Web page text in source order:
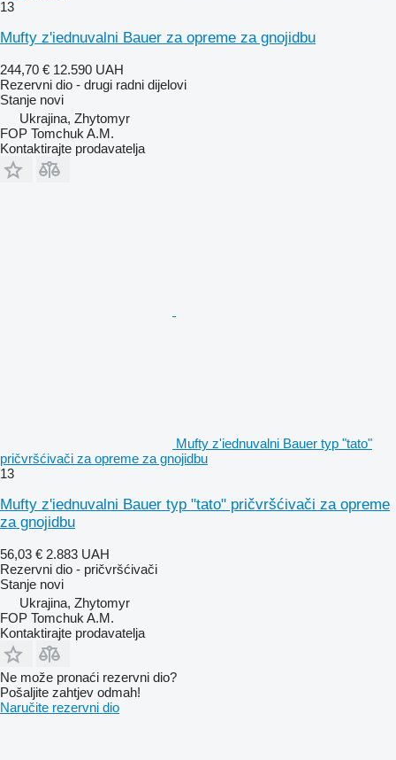
13
Mufty z'iednuvalni Bauer za opreme za gnojidbu
244,70 € 12.590 UAH
Rezervni dio - drugi radni dijelovi
Stanje novi
Ukrajina, Zhytomyr
FOP Tomchuk A.M.
Kontaktirajte prodavatelja
Mufty z'iednuvalni Bauer typ "tato"
pričvršćivači za opremе za gnojidbu
13
Mufty z'iednuvalni Bauer typ "tato" pričvršćivači za opreme
za gnojidbu
56,03 € 2.883 UAH
Rezervni dio - pričvršćivači
Stanje novi
Ukrajina, Zhytomyr
FOP Tomchuk A.M.
Kontaktirajte prodavatelja
Ne može pronaći rezervni dio?
Pošaljite zahtjev odmah!
Naručite rezervni dio